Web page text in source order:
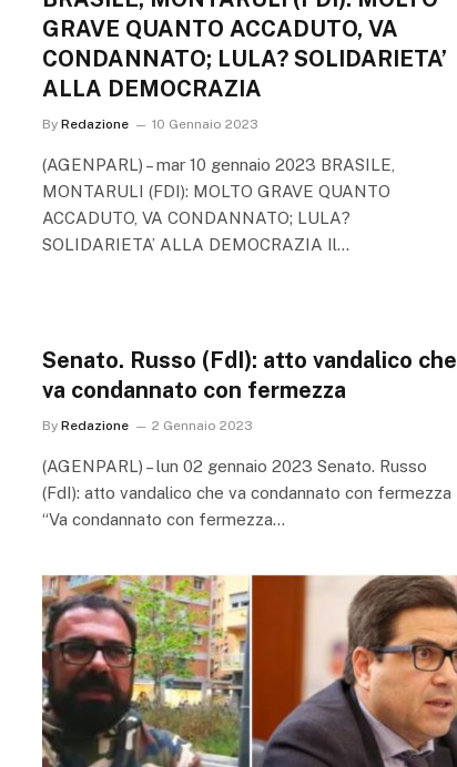
GRAVE QUANTO ACCADUTO, VA
CONDANNATO; LULA? SOLIDARIETA’
ALLA DEMOCRAZIA
By Redazione 10 Gennaio 2023
(AGENPARL) – mar 10 gennaio 2023 BRASILE,
MONTARULI (FDI): MOLTO GRAVE QUANTO
ACCADUTO, VA CONDANNATO; LULA?
SOLIDARIETA’ ALLA DEMOCRAZIA Il…
Senato. Russo (FdI): atto vandalico che
va condannato con fermezza
By Redazione 2 Gennaio 2023
(AGENPARL) – lun 02 gennaio 2023 Senato. Russo
(FdI): atto vandalico che va condannato con fermezza
“Va condannato con fermezza…